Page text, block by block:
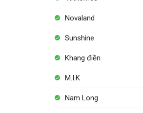
Novaland
Sunshine
Khang điền
M.I.K
Nam Long